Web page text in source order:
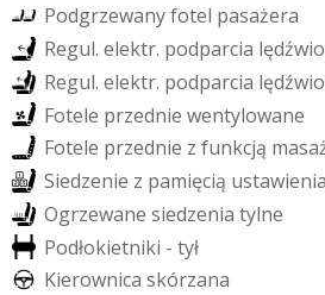
Podgrzewanyfotel pasażera
Regul. elektr. podparcia lędźwio
Regul. elektr. podparcia lędźwio
Fotele przednie wentylowane
Fotele przednie z funkcją masa
Siedzenie z pamięcią ustawienia
Ogrzewane siedzenia tylne
Podłokietniki - tył
Kierownica skórzana